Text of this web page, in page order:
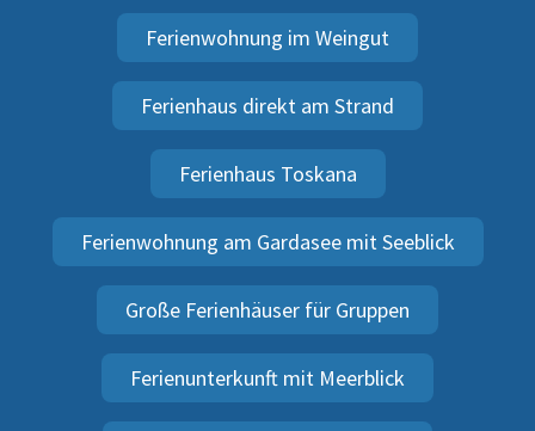
Ferienwohnung im Weingut
Ferienhaus direkt am Strand
Ferienhaus Toskana
Ferienwohnung am Gardasee mit Seeblick
Große Ferienhäuser für Gruppen
Ferienunterkunft mit Meerblick